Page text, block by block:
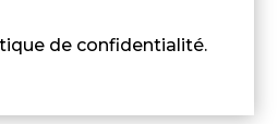
de confidentialité.